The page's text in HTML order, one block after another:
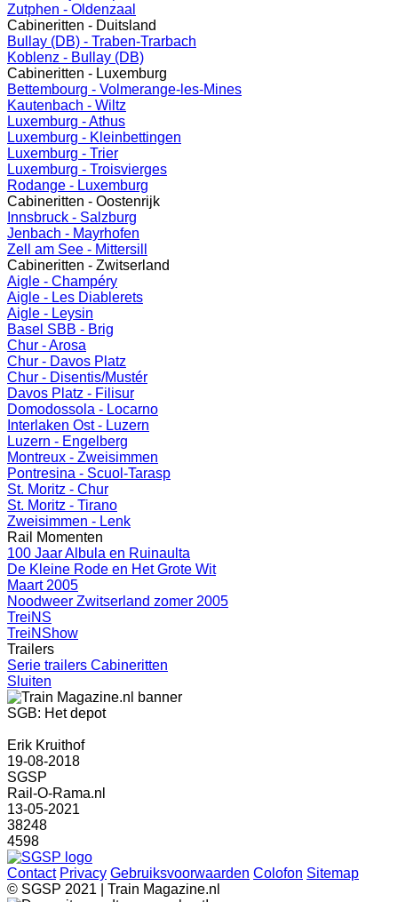
Zutphen - Oldenzaal
Cabineritten - Duitsland
Bullay (DB) - Traben-Trarbach
Koblenz - Bullay (DB)
Cabineritten - Luxemburg
Bettembourg - Volmerange-les-Mines
Kautenbach - Wiltz
Luxemburg - Athus
Luxemburg - Kleinbettingen
Luxemburg - Trier
Luxemburg - Troisvierges
Rodange - Luxemburg
Cabineritten - Oostenrijk
Innsbruck - Salzburg
Jenbach - Mayrhofen
Zell am See - Mittersill
Cabineritten - Zwitserland
Aigle - Champéry
Aigle - Les Diablerets
Aigle - Leysin
Basel SBB - Brig
Chur - Arosa
Chur - Davos Platz
Chur - Disentis/Mustér
Davos Platz - Filisur
Domodossola - Locarno
Interlaken Ost - Luzern
Luzern - Engelberg
Montreux - Zweisimmen
Pontresina - Scuol-Tarasp
St. Moritz - Chur
St. Moritz - Tirano
Zweisimmen - Lenk
Rail Momenten
100 Jaar Albula en Ruinaulta
De Kleine Rode en Het Grote Wit
Maart 2005
Noodweer Zwitserland zomer 2005
TreiNS
TreiNShow
Trailers
Serie trailers Cabineritten
Sluiten
SGB: Het depot
Erik Kruithof
19-08-2018
SGSP
Rail-O-Rama.nl
13-05-2021
38248
4598
Contact Privacy Gebruiksvoorwaarden Colofon Sitemap
© SGSP 2021 | Train Magazine.nl